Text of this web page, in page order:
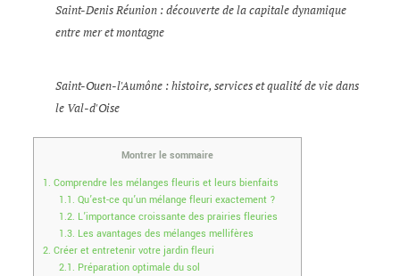
Saint-Denis Réunion : découverte de la capitale dynamique
entre mer et montagne
Saint-Ouen-l'Aumône : histoire, services et qualité de vie dans
le Val-d'Oise
Montrer le sommaire
1. Comprendre les mélanges fleuris et leurs bienfaits
1.1. Qu’est-ce qu’un mélange fleuri exactement ?
1.2. L’importance croissante des prairies fleuries
1.3. Les avantages des mélanges mellifères
2. Créer et entretenir votre jardin fleuri
2.1. Préparation optimale du sol